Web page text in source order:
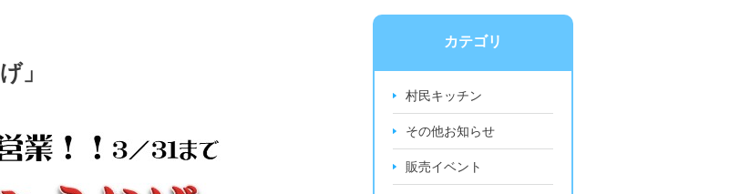
」
カテゴリ
村民キッチン
その他お知らせ
販売イベント